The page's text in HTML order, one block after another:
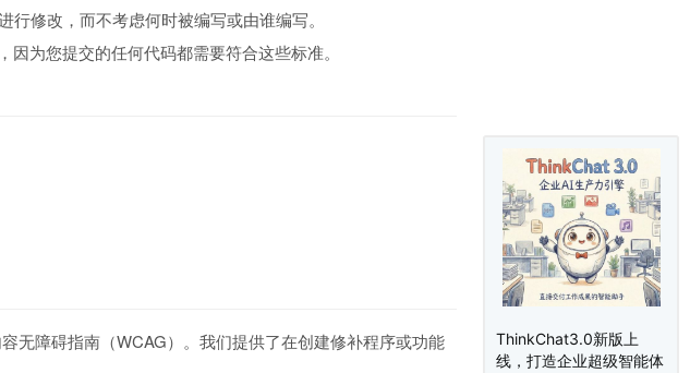
ThinkChat3.0新版上
线，打造企业超级智能体
修改，而不考虑何时被编写或由谁编写。
为您提交的任何代码都需要符合这些标准。
无障碍指南（WCAG）。我们提供了在创建修补程序或功能